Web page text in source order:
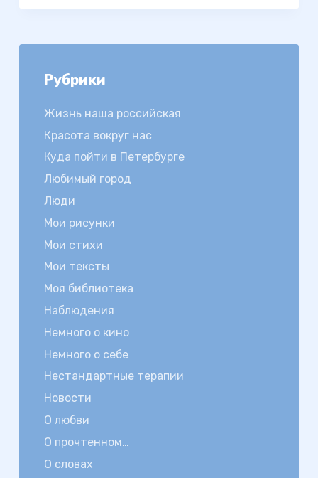
Рубрики
Жизнь наша российская
Красота вокруг нас
Куда пойти в Петербурге
Любимый город
Люди
Мои рисунки
Мои стихи
Мои тексты
Моя библиотека
Наблюдения
Немного о кино
Немного о себе
Нестандартные терапии
Новости
О любви
О прочтенном…
О словах